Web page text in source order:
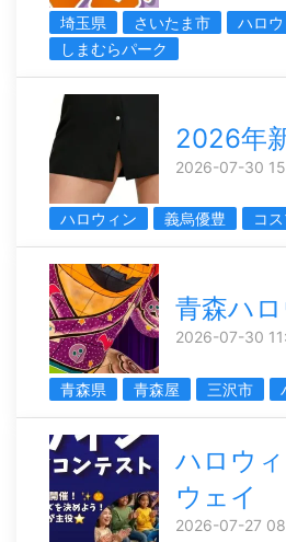
埼玉県
さいたま市 ハロ
しまむらパーク
2026年
2026-07-30
ハロウィン 義烏優豊 コ
青森ハ
2026-07-30
青森県 青森屋 三沢市
ハロウ
ウェイ
2026-07-27